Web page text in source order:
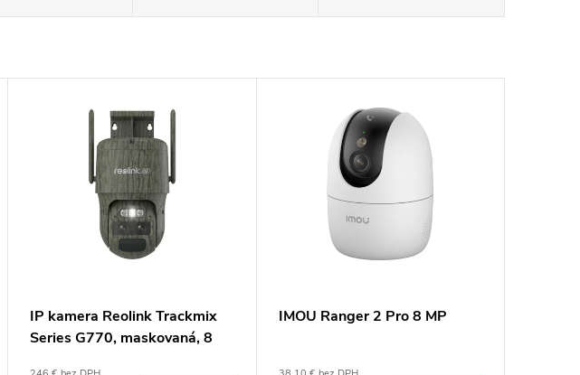
IP kamera Reolink Trackmix
Series G770, maskovaná, 8
IMOU Ranger 2 Pro 8 MP